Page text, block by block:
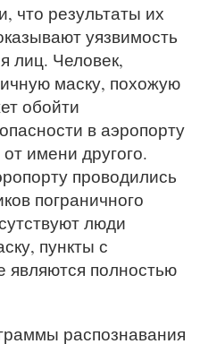
что результаты их
уязвимость
лиц. Человек,
маску, похожую
обойти
в аэропорту
имени другого.
проводились
пограничного
люди
пункты с
являются полностью
распознавания